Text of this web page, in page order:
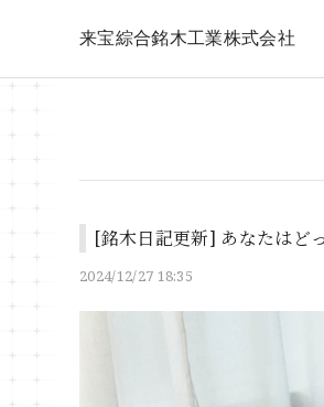
来宝綜合銘木工業株式会社
[銘木日記更新] あなたはど
2024/12/27 18:35